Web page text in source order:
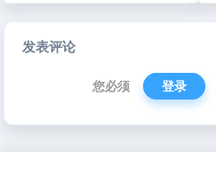
发表评论
您必须 登录